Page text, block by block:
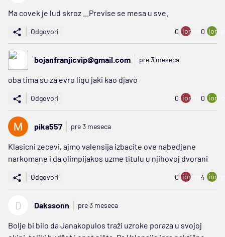
Ma covek je lud skroz ...Previse se mesa u sve.
Odgovori 0 ion:minus
0
bojanfranjicvip@gmail.com pre 3 meseca
oba tima su za evro ligu jaki kao djavo
Odgovori 0 ion:minus
0
pika557 pre 3 meseca
Klasicni zecevi, ajmo valensija izbacite ove nabedjene
narkomane i da olimpijakos uzme titulu u njihovoj dvorani
Odgovori 0 ion:minus
4
D Dakssonn pre 3 meseca
Bolje bi bilo da Janakopulos traži uzroke poraza u svojoj